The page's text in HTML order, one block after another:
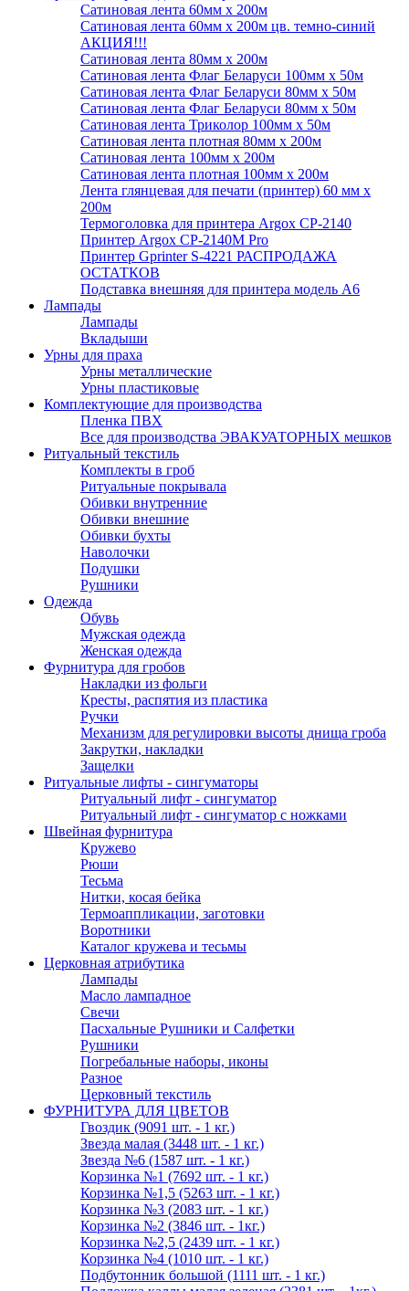
Сатиновая лента 60мм х 200м
Сатиновая лента 60мм х 200м цв. темно-синий
АКЦИЯ!!!
Сатиновая лента 80мм х 200м
Сатиновая лента Флаг Беларуси 100мм х 50м
Сатиновая лента Флаг Беларуси 80мм х 50м
Сатиновая лента Флаг Беларуси 80мм х 50м
Сатиновая лента Триколор 100мм х 50м
Сатиновая лента плотная 80мм х 200м
Сатиновая лента 100мм х 200м
Сатиновая лента плотная 100мм х 200м
Лента глянцевая для печати (принтер) 60 мм х
200м
Термоголовка для принтера Argox CP-2140
Принтер Argox CP-2140M Pro
Принтер Gprinter S-4221 РАСПРОДАЖА
ОСТАТКОВ
Подставка внешняя для принтера модель А6
Лампады
Лампады
Вкладыши
Урны для праха
Урны металлические
Урны пластиковые
Комплектующие для производства
Пленка ПВХ
Все для производства ЭВАКУАТОРНЫХ мешков
Ритуальный текстиль
Комплекты в гроб
Ритуальные покрывала
Обивки внутренние
Обивки внешние
Обивки бухты
Наволочки
Подушки
Рушники
Одежда
Обувь
Мужская одежда
Женская одежда
Фурнитура для гробов
Накладки из фольги
Кресты, распятия из пластика
Ручки
Механизм для регулировки высоты днища гроба
Закрутки, накладки
Защелки
Ритуальные лифты - сингуматоры
Ритуальный лифт - сингуматор
Ритуальный лифт - сингуматор с ножками
Швейная фурнитура
Кружево
Рюши
Тесьма
Нитки, косая бейка
Термоаппликации, заготовки
Воротники
Каталог кружева и тесьмы
Церковная атрибутика
Лампады
Масло лампадное
Свечи
Пасхальные Рушники и Салфетки
Рушники
Погребальные наборы, иконы
Разное
Церковный текстиль
ФУРНИТУРА ДЛЯ ЦВЕТОВ
Гвоздик (9091 шт. - 1 кг.)
Звезда малая (3448 шт. - 1 кг.)
Звезда №6 (1587 шт. - 1 кг.)
Корзинка №1 (7692 шт. - 1 кг.)
Корзинка №1,5 (5263 шт. - 1 кг.)
Корзинка №3 (2083 шт. - 1 кг.)
Корзинка №2 (3846 шт. - 1кг.)
Корзинка №2,5 (2439 шт. - 1 кг.)
Корзинка №4 (1010 шт. - 1 кг.)
Подбутонник большой (1111 шт. - 1 кг.)